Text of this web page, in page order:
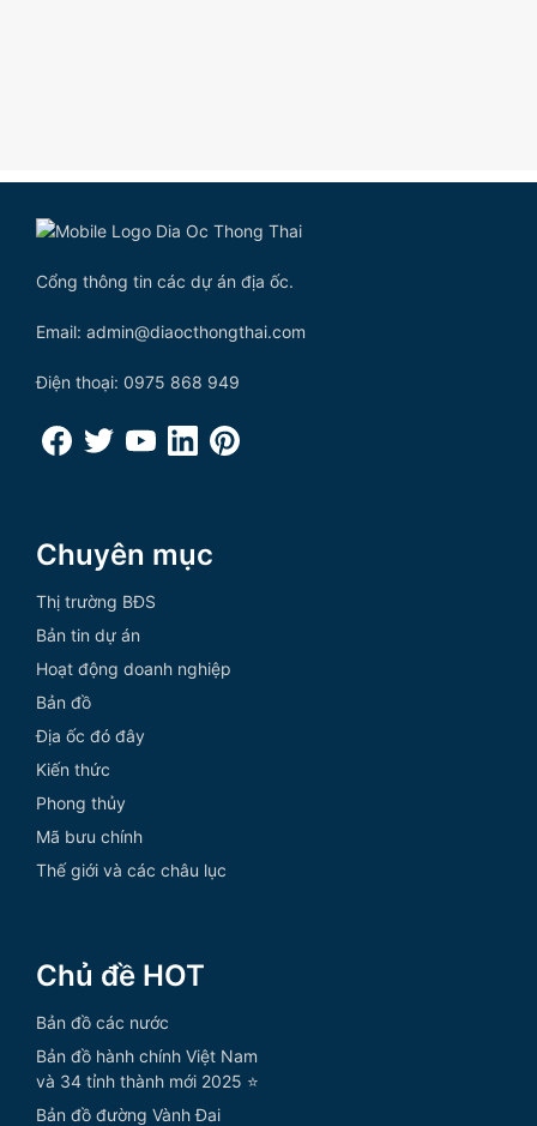
Cổng thông tin các dự án địa ốc.
Email: admin@diaocthongthai.com
Điện thoại: 0975 868 949
Chuyên mục
Thị trường BĐS
Bản tin dự án
Hoạt động doanh nghiệp
Bản đồ
Địa ốc đó đây
Kiến thức
Phong thủy
Mã bưu chính
Thế giới và các châu lục
Chủ đề HOT
Bản đồ các nước
Bản đồ hành chính Việt Nam
và 34 tỉnh thành mới 2025 ⭐
Bản đồ đường Vành Đai